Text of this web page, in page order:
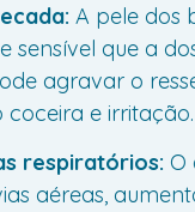
A pele dos
sensível que a
agravar o
coceira e irritação.
respiratórios: O
aéreas,